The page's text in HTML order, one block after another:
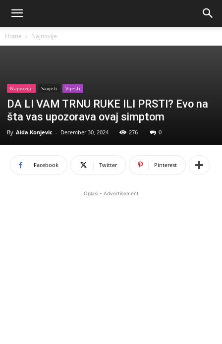
Home Najnovije
Najnovije Savjeti Vijesti
DA LI VAM TRNU RUKE ILI PRSTI? Evo na
šta vas upozorava ovaj simptom
By Aida Konjevic - December 30, 2024 276 0
Facebook Twitter Pinterest
Oglasi - Advertisement